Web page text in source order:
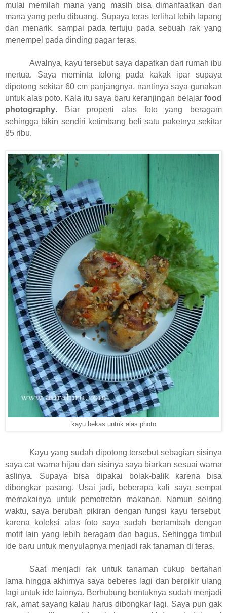
mulai memilah mana yang masih bisa dimanfaatkan dan
mana yang perlu dibuang. Supaya teras terlihat lebih lapang
dan menarik. sampai pada tertuju pada sebuah rak yang
menempel pada dinding pagar teras.
Awalnya, kayu tersebut saya dapatkan dari rumah ibu
mertua. Saya meminta tolong pada kakak ipar supaya
dipotong sekitar 60 cm panjangnya, nantinya saya gunakan
untuk alas poto. Kala itu saya baru keranjingan belajar food
photography. Biar properti alas foto yang beragam
sehingga bikin sendiri ketimbang beli satu paketnya sekitar
85 ribu.
kayu bekas untuk alas photo
Kayu yang sudah dipotong tersebut sebagian sisinya
saya cat warna hijau dan sisinya saya biarkan sesuai warna
aslinya. Supaya bisa dipakai bolak-balik karena bisa
dibongkar pasang. Usai jadi, beberapa kali saya sempat
memakainya untuk pemotretan makanan. Namun seiring
waktu, saya berubah pikiran dengan fungsi kayu tersebut.
karena koleksi alas foto saya sudah bertambah dengan
motif lain yang lebih beragam dan bagus. Sehingga timbul
ide baru untuk menyulapnya menjadi rak tanaman di teras.
Saat menjadi rak untuk tanaman cukup bertahan
lama hingga akhirnya saya beberes lagi dan berpikir ulang
lagi untuk ide lainnya. Berhubung bentuknya sudah menjadi
rak, amat sayang kalau harus dibongkar lagi. Saya pun gak